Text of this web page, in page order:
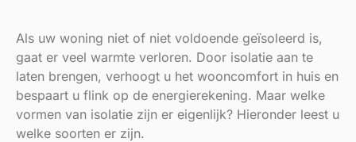
Als uw woning niet of niet voldoende geïsoleerd is,
gaat er veel warmte verloren. Door isolatie aan te
laten brengen, verhoogt u het wooncomfort in huis en
bespaart u flink op de energierekening. Maar welke
vormen van isolatie zijn er eigenlijk? Hieronder leest u
welke soorten er zijn.